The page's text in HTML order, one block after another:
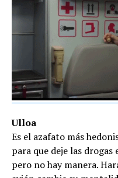
Ulloa
Es el azafato más
para que deje las
pero no hay manera.